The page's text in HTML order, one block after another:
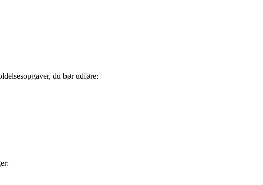
du bør udføre: